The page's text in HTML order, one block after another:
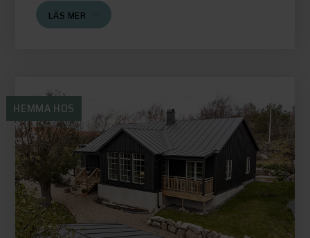
LÄS MER
HEMMA HOS